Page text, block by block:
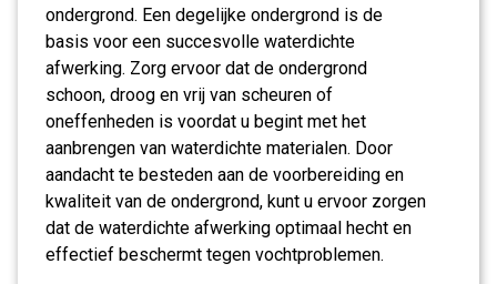
ondergrond. Een degelijke ondergrond is de
basis voor een succesvolle waterdichte
afwerking. Zorg ervoor dat de ondergrond
schoon, droog en vrij van scheuren of
oneffenheden is voordat u begint met het
aanbrengen van waterdichte materialen. Door
aandacht te besteden aan de voorbereiding en
kwaliteit van de ondergrond, kunt u ervoor zorgen
dat de waterdichte afwerking optimaal hecht en
effectief beschermt tegen vochtproblemen.